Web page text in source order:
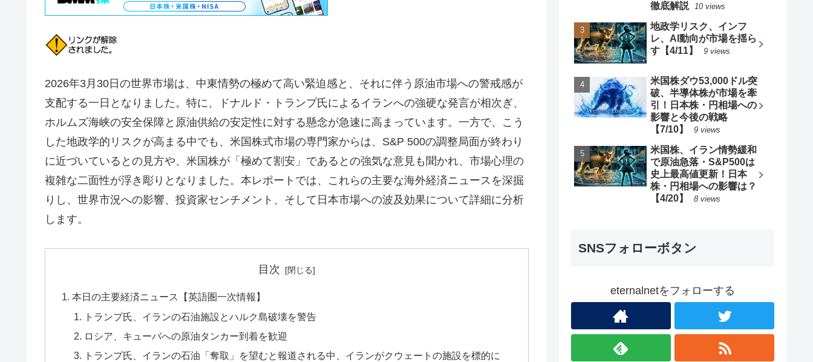
2026年3月30日の世界市場は、中東情勢の極めて高い緊迫感と、それに伴う原油市場への警戒感が
支配する一日となりました。特に、ドナルド・トランプ氏によるイランへの強硬な発言が相次ぎ、
ホルムズ海峡の安全保障と原油供給の安定性に対する懸念が急速に高まっています。一方で、こう
した地政学的リスクが高まる中でも、米国株式市場の専門家からは、S&P 500の調整局面が終わり
に近づいているとの見方や、米国株が「極めて割安」であるとの強気な意見も聞かれ、市場心理の
複雑な二面性が浮き彫りとなりました。本レポートでは、これらの主要な海外経済ニュースを深掘
りし、世界市況への影響、投資家センチメント、そして日本市場への波及効果について詳細に分析
します。
目次
本日の主要経済ニュース【英語圏一次情報】
トランプ氏、イランの石油施設とハルク島破壊を警告
ロシア、キューバへの原油タンカー到着を歓迎
トランプ氏、イランの石油「奪取」を望むと報道される中、イランがクウェートの施設を標的に
徹底解説 10 views
地政学リスク、インフ
レ、AI動向が市場を揺ら
す【4/11】
9 views
米国株ダウ53,000ドル突
破、半導体株が市場を牽
引！日本株・円相場への
影響と今後の戦略
【7/10】
9 views
米国株、イラン情勢緩和
で原油急落・S&P500は
史上最高値更新！日本
株・円相場への影響は？
【4/20】
8 views
SNSフォローボタン
eternalnetをフォローする